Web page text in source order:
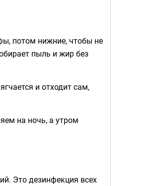
потом нижние, чтобы не
пыль и жир без
и отходит сам,
на ночь, а утром
Это дезинфекция всех